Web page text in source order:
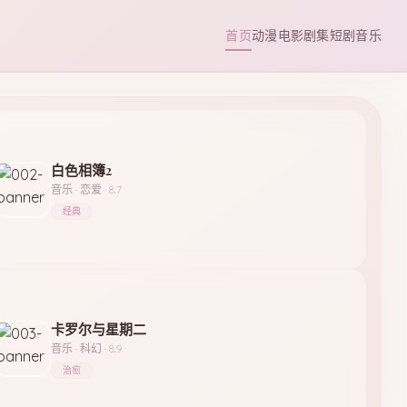
首页动漫电影剧集短剧音乐
白色相簿2
音乐 · 恋爱 · 8.7
经典
卡罗尔与星期二
音乐 · 科幻 · 8.9
治愈